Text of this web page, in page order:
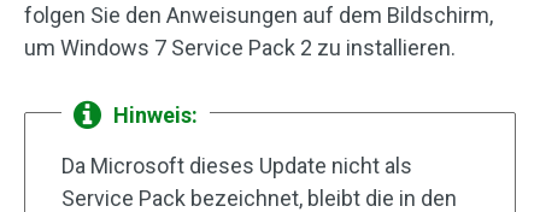
folgen Sie den Anweisungen auf dem Bildschirm,
um Windows 7 Service Pack 2 zu installieren.
Hinweis:
Da Microsoft dieses Update nicht als
Service Pack bezeichnet, bleibt die in den